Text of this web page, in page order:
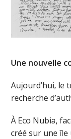
Une nouvelle
Aujourd’hui, le
recherche
À Eco Nubia,
créé sur une